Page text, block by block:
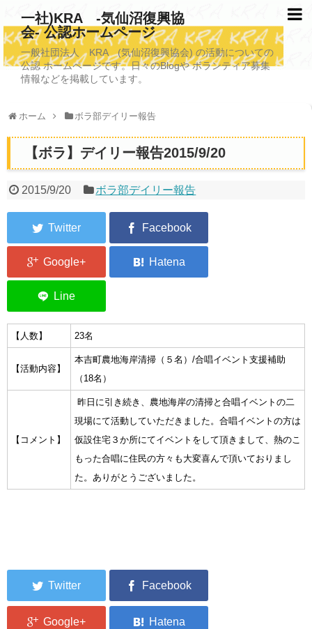
一社)KRA -気仙沼復興協
会- 公認ホームページ
一般社団法人 KRA (気仙沼復興協会) の活動についての
公認 ホームページです。日々のBlogや ボランティア募集
情報などを掲載しています。
ホーム ボラ部デイリー報告
【ボラ】デイリー報告2015/9/20
2015/9/20 ボラ部デイリー報告
【人数】 23名
【活動内容】
本吉町農地海岸清掃（５名）/合唱イベント支援補助
（18名）
【コメント】
昨日に引き続き、農地海岸の清掃と合唱イベントの二
現場にて活動していただきました。合唱イベントの方は
仮設住宅３か所にてイベントをして頂きまして、熱のこ
もった合唱に住民の方々も大変喜んで頂いておりまし
た。ありがとうございました。
TOPページ
KRAについて
写真救済事業
福祉事業
埋蔵発掘/資料整備事業
2026年3月11日捜索活動ボランティア募集 NEW
集中捜索活動の記録
ボランティア募集要項
ボランティアさん集合写真館
被災者支援活動【休止中】
港町の縫いっ娘ぶらぐ
港町の編みっ娘ぶらぐ
リンク
お問い合わせ